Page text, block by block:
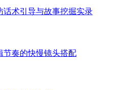
话术引导与故事挖掘实录
节奏的快慢镜头搭配